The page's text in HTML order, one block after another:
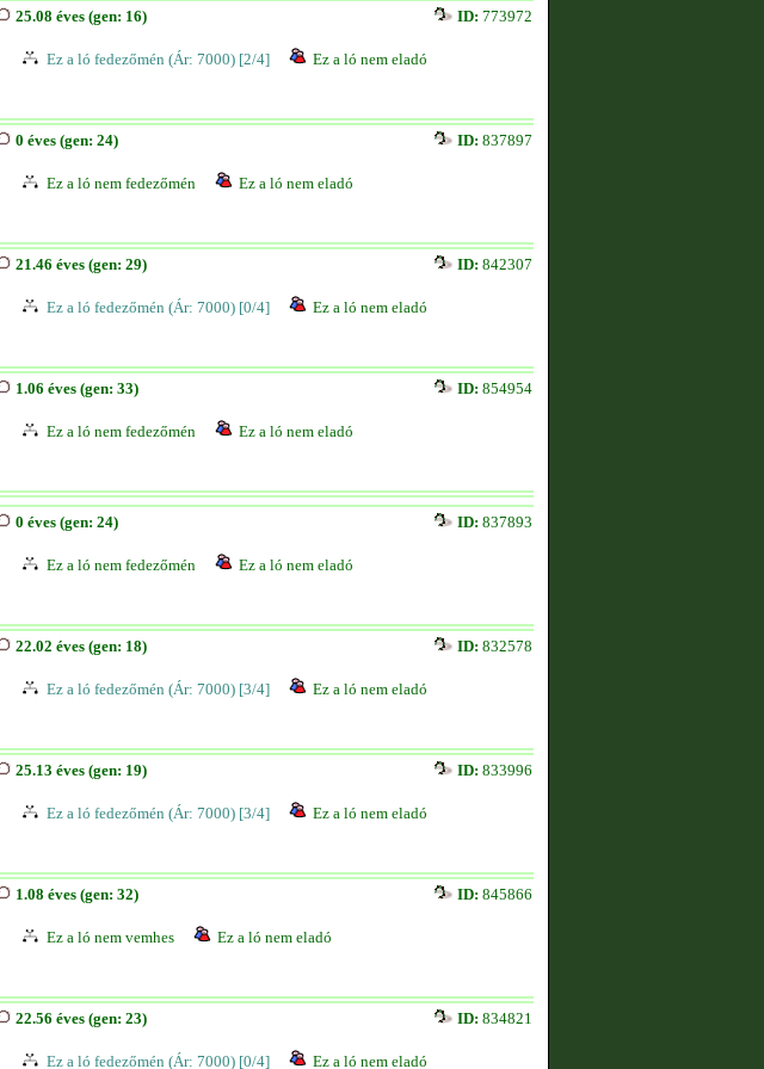
25.08 éves (gen: 16) ID: 773972
Ez a ló fedezőmén (Ár: 7000) [2/4] Ez a ló nem eladó
0 éves (gen: 24) ID: 837897
Ez a ló nem fedezőmén Ez a ló nem eladó
21.46 éves (gen: 29) ID: 842307
Ez a ló fedezőmén (Ár: 7000) [0/4] Ez a ló nem eladó
1.06 éves (gen: 33) ID: 854954
Ez a ló nem fedezőmén Ez a ló nem eladó
0 éves (gen: 24) ID: 837893
Ez a ló nem fedezőmén Ez a ló nem eladó
22.02 éves (gen: 18) ID: 832578
Ez a ló fedezőmén (Ár: 7000) [3/4] Ez a ló nem eladó
25.13 éves (gen: 19) ID: 833996
Ez a ló fedezőmén (Ár: 7000) [3/4] Ez a ló nem eladó
1.08 éves (gen: 32) ID: 845866
Ez a ló nem vemhes Ez a ló nem eladó
22.56 éves (gen: 23) ID: 834821
Ez a ló fedezőmén (Ár: 7000) [0/4] Ez a ló nem eladó